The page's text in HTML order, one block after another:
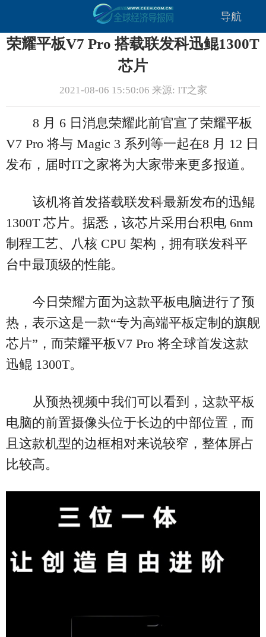
导航
荣耀平板V7 Pro 搭载联发科迅鲲1300T
芯片
2021-08-06 15:50:06 来源: IT之家
8 月 6 日消息荣耀此前官宣了荣耀平板
V7 Pro 将与 Magic 3 系列等一起在8 月 12 日
发布，届时IT之家将为大家带来更多报道。
该机将首发搭载联发科最新发布的迅鲲
1300T 芯片。据悉，该芯片采用台积电 6nm
制程工艺、八核 CPU 架构，拥有联发科平
台中最顶级的性能。
今日荣耀方面为这款平板电脑进行了预
热，表示这是一款“专为高端平板定制的旗舰
芯片”，而荣耀平板V7 Pro 将全球首发这款
迅鲲 1300T。
从预热视频中我们可以看到，这款平板
电脑的前置摄像头位于长边的中部位置，而
且这款机型的边框相对来说较窄，整体屏占
比较高。